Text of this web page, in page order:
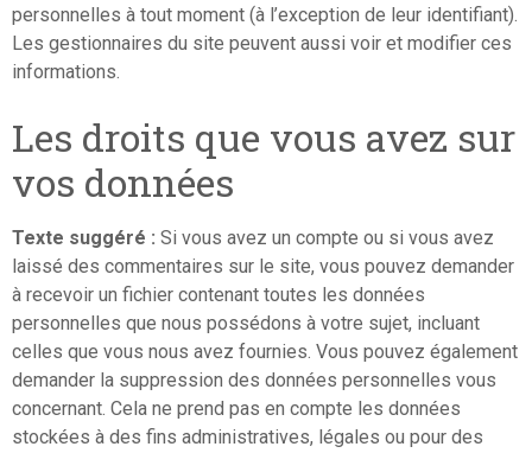
personnelles à tout moment (à l’exception de leur identifiant).
Les gestionnaires du site peuvent aussi voir et modifier ces
informations.
Les droits que vous avez sur
vos données
Texte suggéré : Si vous avez un compte ou si vous avez
laissé des commentaires sur le site, vous pouvez demander
à recevoir un fichier contenant toutes les données
personnelles que nous possédons à votre sujet, incluant
celles que vous nous avez fournies. Vous pouvez également
demander la suppression des données personnelles vous
concernant. Cela ne prend pas en compte les données
stockées à des fins administratives, légales ou pour des